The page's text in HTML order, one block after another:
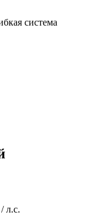
система
л.с.